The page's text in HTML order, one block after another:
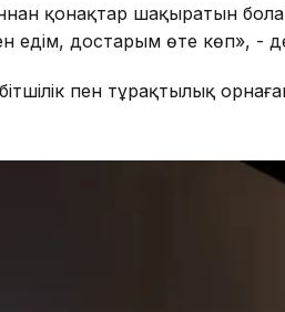
қонақтар шақыратын
едім, достарым өте көп», -
пен тұрақтылық